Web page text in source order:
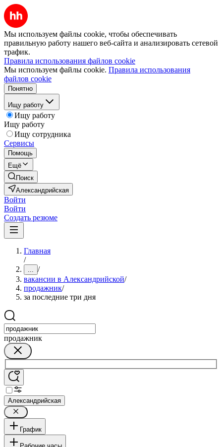
Мы используем файлы cookie, чтобы обеспечивать
правильную работу нашего веб-сайта и анализировать сетевой
трафик.
Правила использования файлов cookie
Мы используем файлы cookie. Правила использования
файлов cookie
Понятно
Ищу работу
Ищу работу
Ищу работу
Ищу сотрудника
Сервисы
Помощь
Ещё
Поиск
Александрийская
Войти
Войти
Создать резюме
Главная
/
... /
вакансии в Александрийской/
продажник/
за последние три дня
продажник
Александрийская
График